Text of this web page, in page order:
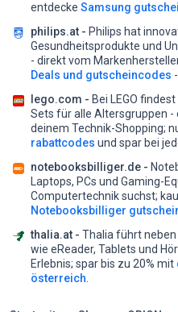
entdecke Samsung
philips.at - Philips hat
Gesundheitsprodukte und
- direkt vom
Deals und gutscheincodes
lego.com - Bei LEGO
Sets für alle Altersgruppen
deinem Technik-Shopping;
rabattcodes und spar bei
notebooksbilliger.de -
Laptops, PCs und Gaming-
Computertechnik suchst;
Notebooksbilliger
thalia.at - Thalia führt neben
wie eReader, Tablets und
Erlebnis; spar bis zu 20% mit
österreich